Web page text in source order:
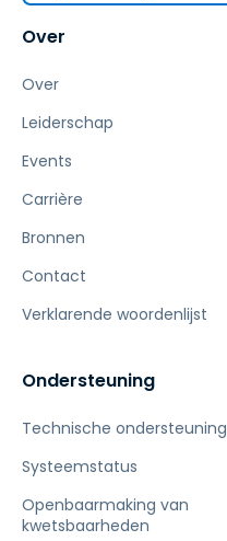
Over
Over
Leiderschap
Events
Carrière
Bronnen
Contact
Verklarende woordenlijst
Ondersteuning
Technische ondersteuning
Systeemstatus
Openbaarmaking van
kwetsbaarheden